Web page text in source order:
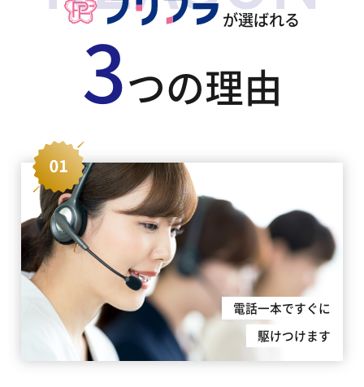
が選ばれる
3つの理由
電話一本ですぐに
駆けつけます